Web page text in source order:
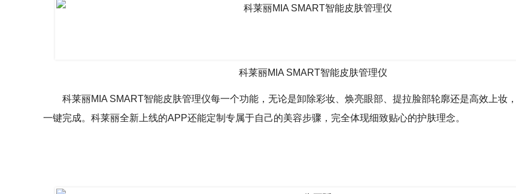
科莱丽MIA SMART智能皮肤管理仪
科莱丽MIA SMART智能皮肤管理仪每一个功能，无论是卸除彩妆、焕亮眼部、提拉脸部轮廓还是高效上妆
一键完成。科莱丽全新上线的APP还能定制专属于自己的美容步骤，完全体现细致贴心的护肤理念。